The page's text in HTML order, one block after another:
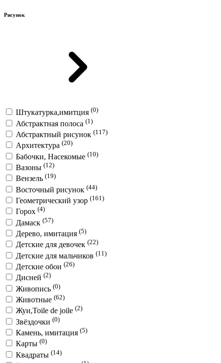
Рисунок
Штукатурка,имитция (0)
Абстрактная полоса (1)
Абстрактный рисунок (117)
Архитектура (20)
Бабочки, Насекомые (10)
Вазоны (12)
Вензель (19)
Восточный рисунок (44)
Геометрический узор (161)
Горох (4)
Дамаск (57)
Дерево, имитация (5)
Детские для девочек (22)
Детские для мальчиков (11)
Детские обои (26)
Дисней (2)
Живопись (0)
Животные (62)
Жуи,Toile de joile (2)
Звёздочки (0)
Камень, имитация (5)
Карты (0)
Квадраты (14)